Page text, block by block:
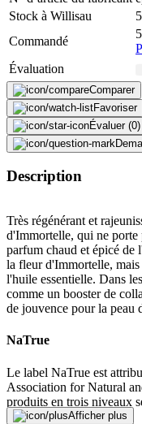
Stock à Willisau
5
Commandé
5
Évaluation
Comparer
Favoriser
Évaluer (0)
Description
Très régénérant et
d'Immortelle, qui ne porte
parfum chaud et épicé
la fleur d'Immortelle,
l'huile essentielle. Dans
comme un booster de
de jouvence pour la peau
NaTrue
Le label NaTrue est
Association for Natural
produits en trois niveaux
issues de l'agriculture
Afficher plus